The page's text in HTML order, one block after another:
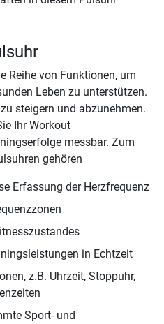
Reihe von Funktionen, um
Leben zu unterstützen.
steigern und abzunehmen.
Ihr Workout
messbar. Zum
gehören
Erfassung der Herzfrequenz
in Echtzeit
z.B. Uhrzeit, Stoppuhr,
Sport- und